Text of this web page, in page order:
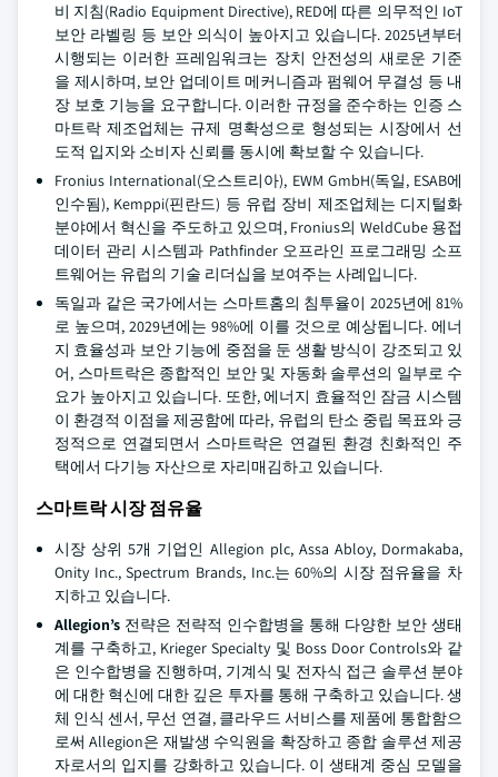
비 지침(Radio Equipment Directive), RED에 따른 의무적인 IoT
보안 라벨링 등 보안 의식이 높아지고 있습니다. 2025년부터
시행되는 이러한 프레임워크는 장치 안전성의 새로운 기준
을 제시하며, 보안 업데이트 메커니즘과 펌웨어 무결성 등 내
장 보호 기능을 요구합니다. 이러한 규정을 준수하는 인증 스
마트락 제조업체는 규제 명확성으로 형성되는 시장에서 선
도적 입지와 소비자 신뢰를 동시에 확보할 수 있습니다.
Fronius International(오스트리아), EWM GmbH(독일, ESAB에
인수됨), Kemppi(핀란드) 등 유럽 장비 제조업체는 디지털화
분야에서 혁신을 주도하고 있으며, Fronius의 WeldCube 용접
데이터 관리 시스템과 Pathfinder 오프라인 프로그래밍 소프
트웨어는 유럽의 기술 리더십을 보여주는 사례입니다.
독일과 같은 국가에서는 스마트홈의 침투율이 2025년에 81%
로 높으며, 2029년에는 98%에 이를 것으로 예상됩니다. 에너
지 효율성과 보안 기능에 중점을 둔 생활 방식이 강조되고 있
어, 스마트락은 종합적인 보안 및 자동화 솔루션의 일부로 수
요가 높아지고 있습니다. 또한, 에너지 효율적인 잠금 시스템
이 환경적 이점을 제공함에 따라, 유럽의 탄소 중립 목표와 긍
정적으로 연결되면서 스마트락은 연결된 환경 친화적인 주
택에서 다기능 자산으로 자리매김하고 있습니다.
스마트락 시장 점유율
시장 상위 5개 기업인 Allegion plc, Assa Abloy, Dormakaba,
Onity Inc., Spectrum Brands, Inc.는 60%의 시장 점유율을 차
지하고 있습니다.
Allegion’s 전략은 전략적 인수합병을 통해 다양한 보안 생태
계를 구축하고, Krieger Specialty 및 Boss Door Controls와 같
은 인수합병을 진행하며, 기계식 및 전자식 접근 솔루션 분야
에 대한 혁신에 대한 깊은 투자를 통해 구축하고 있습니다. 생
체 인식 센서, 무선 연결, 클라우드 서비스를 제품에 통합함으
로써 Allegion은 재발생 수익원을 확장하고 종합 솔루션 제공
자로서의 입지를 강화하고 있습니다. 이 생태계 중심 모델을